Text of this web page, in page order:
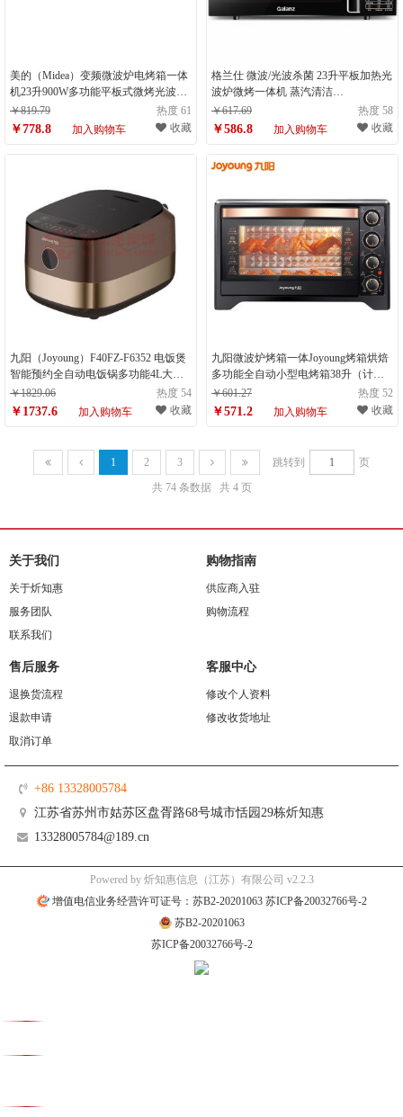
美的（Midea）变频微波炉电烤箱一体
机23升900W多功能平板式微烤光波炉
M3-L231F （计量单位：件）
￥819.79 热度 61
￥778.8 加入购物车 收藏
格兰仕 微波/光波杀菌 23升平板加热光
波炉微烤一体机 蒸汽清洁
G80F23CN3L-Q6(P0)（计量单位：
台）
￥617.69 热度 58
￥586.8 加入购物车 收藏
九阳（Joyoung）F40FZ-F6352 电饭煲
智能预约全自动电饭锅多功能4L大容
量 4L饭煲（计量单位：件）
￥1829.06 热度 54
￥1737.6 加入购物车 收藏
九阳微波炉烤箱一体Joyoung烤箱烘焙
多功能全自动小型电烤箱38升（计量
单位：件）
￥601.27 热度 52
￥571.2 加入购物车 收藏
1 2 3 跳转到
页
共 74 条数据
共 4 页
关于我们
关于炘知惠
服务团队
联系我们
购物指南
供应商入驻
购物流程
售后服务
退换货流程
退款申请
取消订单
客服中心
修改个人资料
修改收货地址
+86 13328005784
江苏省苏州市姑苏区盘胥路68号城市恬园29栋炘知惠
13328005784@189.cn
Powered by 炘知惠信息（江苏）有限公司 v2.2.3
增值电信业务经营许可证号：苏B2-20201063 苏ICP备20032766号-2
苏B2-20201063
苏ICP备20032766号-2